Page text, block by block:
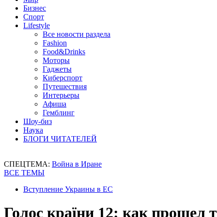
Бизнес
Спорт
Lifestyle
Все новости раздела
Fashion
Food&Drinks
Моторы
Гаджеты
Киберспорт
Путешествия
Интерьеры
Афиша
Гемблинг
Шоу-биз
Наука
БЛОГИ ЧИТАТЕЛЕЙ
СПЕЦТЕМА: Война в Иране
ВСЕ ТЕМЫ
Вступление Украины в ЕС
Голос країни 12: как прошел